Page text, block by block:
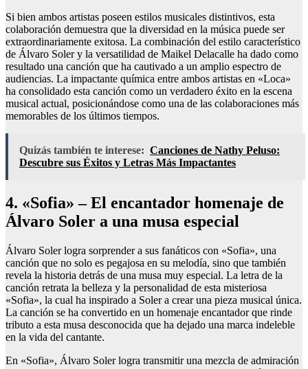
Si bien ambos artistas poseen estilos musicales distintivos, esta
colaboración demuestra que la diversidad en la música puede ser
extraordinariamente exitosa. La combinación del estilo característico
de Álvaro Soler y la versatilidad de Maikel Delacalle ha dado como
resultado una canción que ha cautivado a un amplio espectro de
audiencias. La impactante química entre ambos artistas en «Loca»
ha consolidado esta canción como un verdadero éxito en la escena
musical actual, posicionándose como una de las colaboraciones más
memorables de los últimos tiempos.
Quizás también te interese: Canciones de Nathy Peluso:
Descubre sus Éxitos y Letras Más Impactantes
4. «Sofia» – El encantador homenaje de
Álvaro Soler a una musa especial
Álvaro Soler logra sorprender a sus fanáticos con «Sofia», una
canción que no solo es pegajosa en su melodía, sino que también
revela la historia detrás de una musa muy especial. La letra de la
canción retrata la belleza y la personalidad de esta misteriosa
«Sofia», la cual ha inspirado a Soler a crear una pieza musical única.
La canción se ha convertido en un homenaje encantador que rinde
tributo a esta musa desconocida que ha dejado una marca indeleble
en la vida del cantante.
En «Sofia», Álvaro Soler logra transmitir una mezcla de admiración